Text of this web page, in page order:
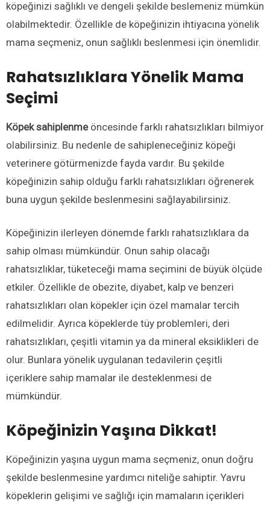
köpeğinizi sağlıklı ve dengeli şekilde beslemeniz mümkün
olabilmektedir. Özellikle de köpeğinizin ihtiyacına yönelik
mama seçmeniz, onun sağlıklı beslenmesi için önemlidir.
Rahatsızlıklara Yönelik Mama
Seçimi
Köpek sahiplenmeöncesinde farklı rahatsızlıkları bilmiyor
olabilirsiniz. Bu nedenle de sahipleneceğiniz köpeği
veterinere götürmenizde fayda vardır. Bu şekilde
köpeğinizin sahip olduğu farklı rahatsızlıkları öğrenerek
buna uygun şekilde beslenmesini sağlayabilirsiniz.
Köpeğinizin ilerleyen dönemde farklı rahatsızlıklara da
sahip olması mümkündür. Onun sahip olacağı
rahatsızlıklar, tüketeceği mama seçimini de büyük ölçüde
etkiler. Özellikle de obezite, diyabet, kalp ve benzeri
rahatsızlıkları olan köpekler için özel mamalar tercih
edilmelidir. Ayrıca köpeklerde tüy problemleri, deri
rahatsızlıkları, çeşitli vitamin ya da mineral eksiklikleri de
olur. Bunlara yönelik uygulanan tedavilerin çeşitli
içeriklere sahip mamalar ile desteklenmesi de
mümkündür.
Köpeğinizin Yaşına Dikkat!
Köpeğinizin yaşına uygun mama seçmeniz, onun doğru
şekilde beslenmesine yardımcı niteliğe sahiptir. Yavru
köpeklerin gelişimi ve sağlığı için mamaların içerikleri